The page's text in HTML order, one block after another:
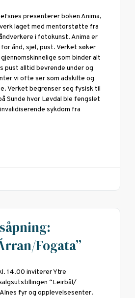
presenterer boken Anima,
laget med mentorstøtte fra
i fotokunst. Anima er
ånd, sjel, pust. Verket søker
som binder alt
pust alltid bevrende under og
vi ofte ser som adskilte og
Verket begrenser seg fysisk til
Sunde hvor Løvdal ble fengslet
sykdom fra
Fogata”
14.00 inviterer Ytre
“Leirbål/
fyr og opplevelsesenter.